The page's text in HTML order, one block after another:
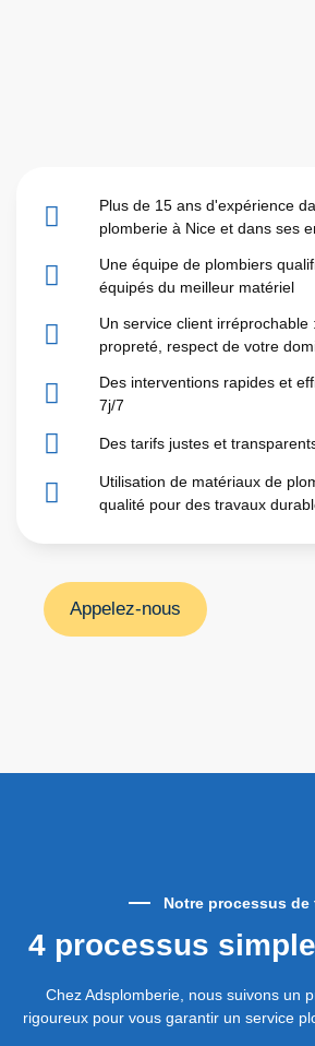
Plus de 15 ans d'expérience
plomberie à Nice et dans ses
Une équipe de plombiers
équipés du meilleur matériel
Un service client irréprochable
propreté, respect de votre
Des interventions rapides et
7j/7
Des tarifs justes et
Utilisation de matériaux de
qualité pour des travaux
Appelez-nous
Notre processus de
4 processus
Chez Adsplomberie, nous suivons un
rigoureux pour vous garantir un service